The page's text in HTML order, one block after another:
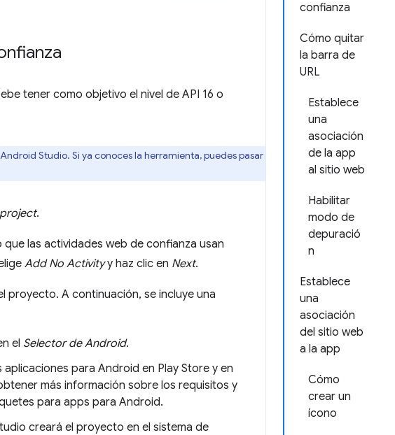
confianza
Cómo quitar
la barra de
URL
Establece
una
asociación
de la app
al sitio web
Habilitar
modo de
depuració
n
Establece
una
asociación
del sitio web
a la app
Cómo
crear un
ícono
tener como objetivo el nivel de API 16 o
Studio. Si ya conoces la herramienta, puedes pasar
.
las actividades web de confianza usan
Add No Activityy haz clic en Next.
proyecto. A continuación, se incluye una
el Selector de Android.
para Android en Play Store y en
más información sobre los requisitos y
para apps para Android.
creará el proyecto en el sistema de